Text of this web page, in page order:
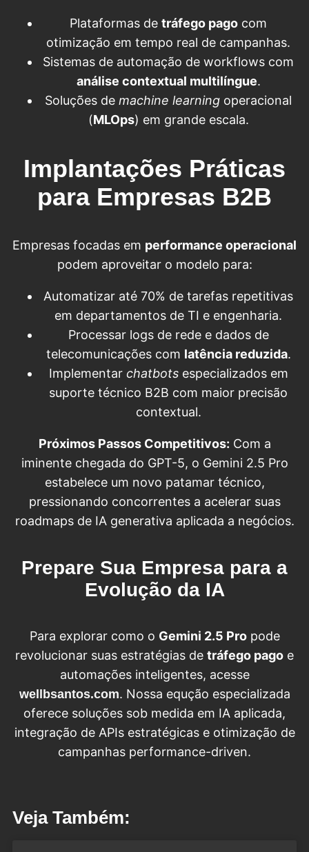
Plataformas de tráfego pago com
otimização em tempo real de campanhas.
Sistemas de automação de workflows com
análise contextual multilíngue.
Soluções de machine learning operacional
(MLOps) em grande escala.
Implantações Práticas
para Empresas B2B
Empresas focadas em performance operacional
podem aproveitar o modelo para:
Automatizar até 70% de tarefas repetitivas
em departamentos de TI e engenharia.
Processar logs de rede e dados de
telecomunicações com latência reduzida.
Implementar chatbotsespecializados em
suporte técnico B2B com maior precisão
contextual.
Próximos Passos Competitivos: Com a
iminente chegada do GPT-5, o Gemini 2.5 Pro
estabelece um novo patamar técnico,
pressionando concorrentes a acelerar suas
roadmaps de IA generativa aplicada a negócios.
Prepare Sua Empresa para a
Evolução da IA
Para explorar como o Gemini 2.5 Propode
revolucionar suas estratégias de tráfego pago e
automações inteligentes, acesse
wellbsantos.com. Nossa equção especializada
oferece soluções sob medida em IA aplicada,
integração de APIs estratégicas e otimização de
campanhas performance-driven.
Veja Também: